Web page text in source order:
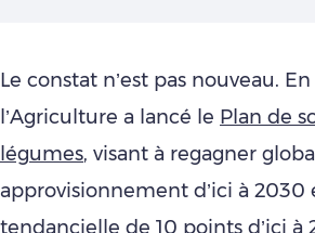
Le constat n’est pas nouveau.
l’Agriculture a lancé le Plan de
légumes, visant à regagner
approvisionnement d’ici à
tendancielle de 10 points d’ici à